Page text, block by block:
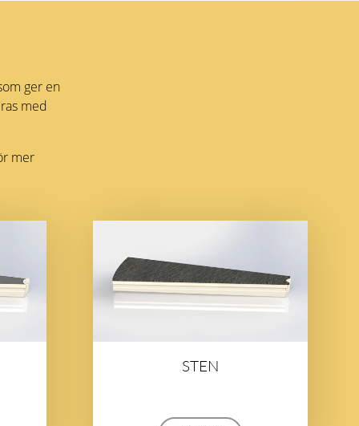
ger en
med
mer
STEN